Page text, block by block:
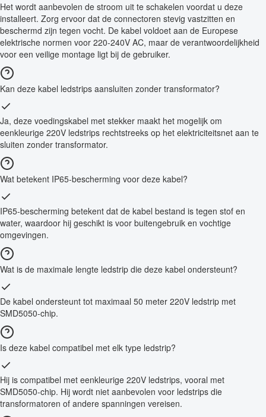
Het wordt aanbevolen de stroom uit te schakelen voordat u deze
installeert. Zorg ervoor dat de connectoren stevig vastzitten en
beschermd zijn tegen vocht. De kabel voldoet aan de Europese
elektrische normen voor 220-240V AC, maar de verantwoordelijkheid
voor een veilige montage ligt bij de gebruiker.
Kan deze kabel ledstrips aansluiten zonder transformator?
Ja, deze voedingskabel met stekker maakt het mogelijk om
eenkleurige 220V ledstrips rechtstreeks op het elektriciteitsnet aan te
sluiten zonder transformator.
Wat betekent IP65-bescherming voor deze kabel?
IP65-bescherming betekent dat de kabel bestand is tegen stof en
water, waardoor hij geschikt is voor buitengebruik en vochtige
omgevingen.
Wat is de maximale lengte ledstrip die deze kabel ondersteunt?
De kabel ondersteunt tot maximaal 50 meter 220V ledstrip met
SMD5050-chip.
Is deze kabel compatibel met elk type ledstrip?
Hij is compatibel met eenkleurige 220V ledstrips, vooral met
SMD5050-chip. Hij wordt niet aanbevolen voor ledstrips die
transformatoren of andere spanningen vereisen.